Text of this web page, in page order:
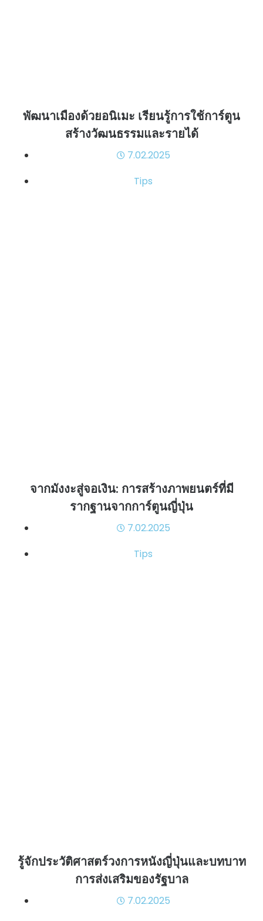
พัฒนาเมืองด้วยอนิเมะ เรียนรู้การใช้การ์ตูน
สร้างวัฒนธรรมและรายได้
7.02.2025
Tips
จากมังงะสู่จอเงิน: การสร้างภาพยนตร์ที่มี
รากฐานจากการ์ตูนญี่ปุ่น
7.02.2025
Tips
รู้จักประวัติศาสตร์วงการหนังญี่ปุ่นและบทบาท
การส่งเสริมของรัฐบาล
7.02.2025